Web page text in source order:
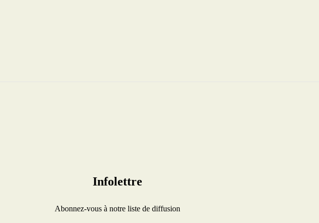
Infolettre
Abonnez-vous à notre liste de diffusion